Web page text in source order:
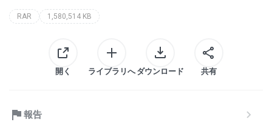
RAR 1,580,514 KB
開く ライブラリへ ダウンロード 共有
報告